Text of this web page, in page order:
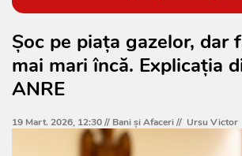
Șoc pe piața gazelor, dar
mai mari încă. Explicația
ANRE
19 Mart. 2026, 12:30 // Bani și Afaceri// Ursu Victor